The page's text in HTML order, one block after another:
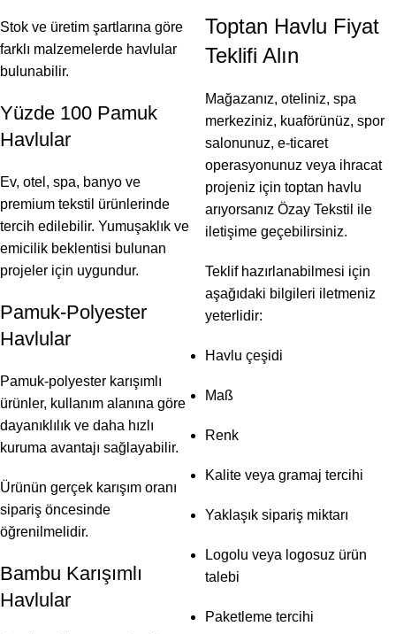
Stok ve üretim şartlarına göre
farklı malzemelerde havlular
bulunabilir.
Yüzde 100 Pamuk
Havlular
Ev, otel, spa, banyo ve
premium tekstil ürünlerinde
tercih edilebilir. Yumuşaklık ve
emicilik beklentisi bulunan
projeler için uygundur.
Pamuk-Polyester
Havlular
Pamuk-polyester karışımlı
ürünler, kullanım alanına göre
dayanıklılık ve daha hızlı
kuruma avantajı sağlayabilir.
Ürünün gerçek karışım oranı
sipariş öncesinde
öğrenilmelidir.
Bambu Karışımlı
Havlular
Toptan Havlu Fiyat
Teklifi Alın
Mağazanız, oteliniz, spa
merkeziniz, kuaförünüz, spor
salonunuz, e-ticaret
operasyonunuz veya ihracat
projeniz için toptan havlu
arıyorsanız Özay Tekstil ile
iletişime geçebilirsiniz.
Teklif hazırlanabilmesi için
aşağıdaki bilgileri iletmeniz
yeterlidir:
Havlu çeşidi
Maß
Renk
Kalite veya gramaj tercihi
Yaklaşık sipariş miktarı
Logolu veya logosuz ürün
talebi
Paketleme tercihi